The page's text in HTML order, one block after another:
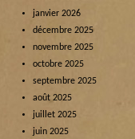
janvier 2026
décembre 2025
novembre 2025
octobre 2025
septembre 2025
août 2025
juillet 2025
juin 2025